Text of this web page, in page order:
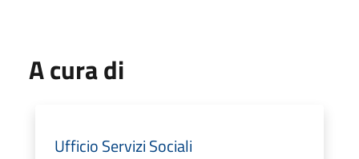
A cura di
Ufficio Servizi Sociali